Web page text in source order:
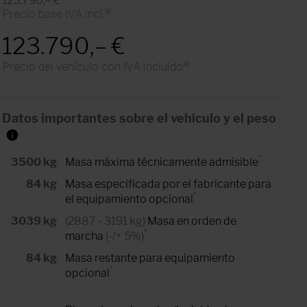
Precio base IVA incl.
123.790,– €
Precio del vehículo con IVA incluido
Datos importantes sobre el vehículo y el peso
3500 kg Masa máxima técnicamente admisible*
84 kg
Masa especificada por el fabricante para
el equipamiento opcional *
3039 kg (2887 - 3191 kg) Masa en orden de
marcha (-/+ 5%) *
84 kg
Masa restante para equipamiento
opcional *